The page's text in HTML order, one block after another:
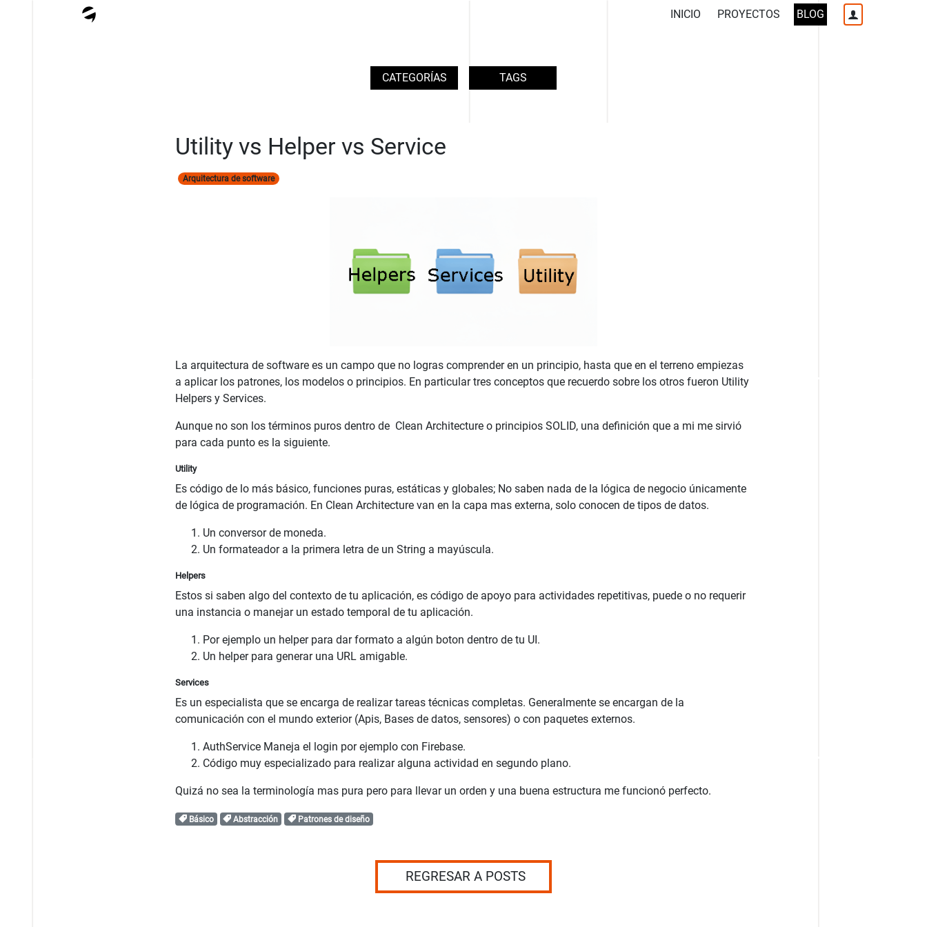
INICIO PROYECTOS BLOG
CATEGORÍAS TAGS
Utility vs Helper vs Service
Arquitectura de software
La arquitectura de software es un campo que no logras comprender en un principio, hasta que en el terreno empiezas
a aplicar los patrones, los modelos o principios. En particular tres conceptos que recuerdo sobre los otros fueron Utility
Helpers y Services.
Aunque no son los términos puros dentro de Clean Architecture o principios SOLID, una definición que a mi me sirvió
para cada punto es la siguiente.
Utility
Es código de lo más básico, funciones puras, estáticas y globales; No saben nada de la lógica de negocio únicamente
de lógica de programación. En Clean Architecture van en la capa mas externa, solo conocen de tipos de datos.
Un conversor de moneda.
Un formateador a la primera letra de un String a mayúscula.
Helpers
Estos si saben algo del contexto de tu aplicación, es código de apoyo para actividades repetitivas, puede o no requerir
una instancia o manejar un estado temporal de tu aplicación.
Por ejemplo un helper para dar formato a algún boton dentro de tu UI.
Un helper para generar una URL amigable.
Services
Es un especialista que se encarga de realizar tareas técnicas completas. Generalmente se encargan de la
comunicación con el mundo exterior (Apis, Bases de datos, sensores) o con paquetes externos.
AuthService Maneja el login por ejemplo con Firebase.
Código muy especializado para realizar alguna actividad en segundo plano.
Quizá no sea la terminología mas pura pero para llevar un orden y una buena estructura me funcionó perfecto.
Básico Abstracción Patrones de diseño
REGRESAR A POSTS